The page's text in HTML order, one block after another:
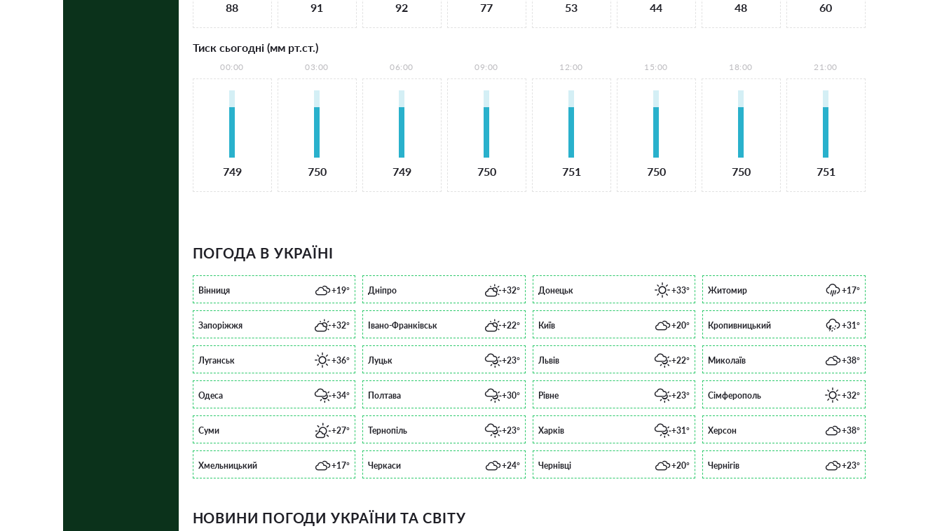
88 91 92 77 53 44 48 60
Тиск сьогодні (мм рт.ст.)
00:00
749
03:00
750
06:00
749
09:00
750
12:00
751
15:00
750
18:00
750
21:00
751
ПОГОДА В УКРАЇНІ
Вінниця +19° Дніпро +32° Донецьк +33° Житомир +17°
Запоріжжя +32° Івано-Франківськ +22° Київ +20° Кропивницький +31°
Луганськ +36° Луцьк +23° Львів +22° Миколаїв +38°
Одеса +34° Полтава +30° Рівне +23° Сімферополь +32°
Суми +27° Тернопіль +23° Харків +31° Херсон +38°
Хмельницький +17° Черкаси +24° Чернівці +20° Чернігів +23°
НОВИНИ ПОГОДИ УКРАЇНИ ТА СВІТУ